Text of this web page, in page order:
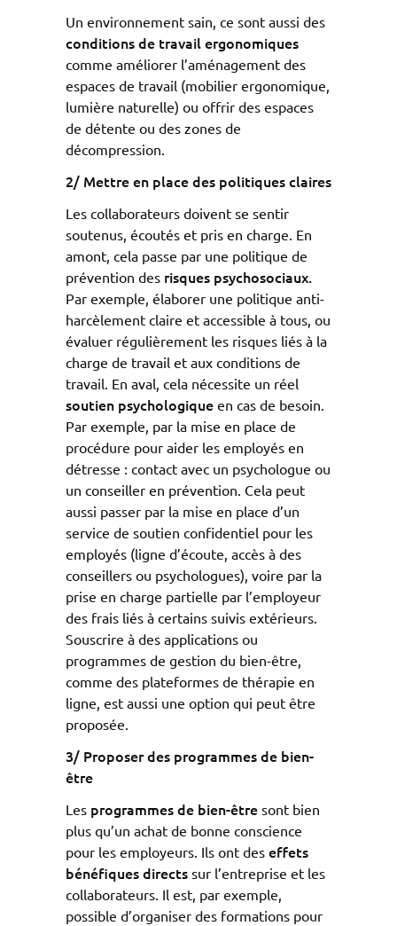
Un environnement sain, ce sont aussi des
conditions de travail ergonomiques
comme améliorer l’aménagement des
espaces de travail (mobilier ergonomique,
lumière naturelle) ou offrir des espaces
de détente ou des zones de
décompression.
2/ Mettre en place des politiques claires
Les collaborateurs doivent se sentir
soutenus, écoutés et pris en charge. En
amont, cela passe par une politique de
prévention des risques psychosociaux.
Par exemple, élaborer une politique anti-
harcèlement claire et accessible à tous, ou
évaluer régulièrement les risques liés à la
charge de travail et aux conditions de
travail. En aval, cela nécessite un réel
soutien psychologique en cas de besoin.
Par exemple, par la mise en place de
procédure pour aider les employés en
détresse : contact avec un psychologue ou
un conseiller en prévention. Cela peut
aussi passer par la mise en place d’un
service de soutien confidentiel pour les
employés (ligne d’écoute, accès à des
conseillers ou psychologues), voire par la
prise en charge partielle par l’employeur
des frais liés à certains suivis extérieurs.
Souscrire à des applications ou
programmes de gestion du bien-être,
comme des plateformes de thérapie en
ligne, est aussi une option qui peut être
proposée.
3/ Proposer des programmes de bien-
être
Les programmes de bien-être sont bien
plus qu’un achat de bonne conscience
pour les employeurs. Ils ont des effets
bénéfiques directs sur l’entreprise et les
collaborateurs. Il est, par exemple,
possible d’organiser des formations pour